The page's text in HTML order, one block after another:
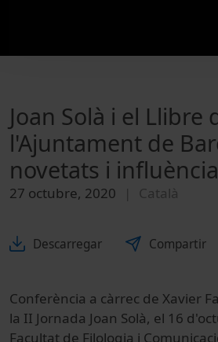
Joan Solà i el Llibre
l'Ajuntament de
novetats i influència
27 octubre, 2020 Català
Descarregar Compartir
Conferència a càrrec de Xavier
la II Jornada Joan Solà, el 16
Facultat de Filologia i